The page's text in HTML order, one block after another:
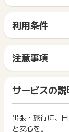
※既に「セゾンパ
含む）は対象外と
※不備･不正･虚偽
※即時解約の場合
※翌月末までに
場合
※同一カードの重
※スポンサーに正
※同一IPからの2
※本キャンペーン
※お申し込みが完
利用条件
サイトに移動し
間に、同じブラ
ト獲得ができま
ス・お買い物利
イント獲得がで
2回以上同じお買
ポイントタウン
注意事項
一部のサービス
は切り捨てとなり
ポイント獲得が1
ント履歴には記
原則として広告
サービスの説
出張・旅行に、
と安心を。